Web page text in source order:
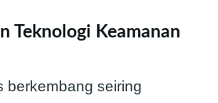
Teknologi Keamanan
berkembang seiring